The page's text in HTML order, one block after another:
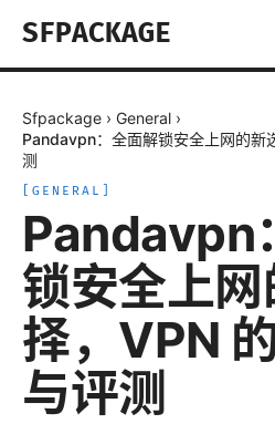
SFPACKAGE
Sfpackage › General ›
Pandavpn：全面解锁安全上网的新
测
GENERAL
Pandavpn
锁安全上
择，VPN
与评测